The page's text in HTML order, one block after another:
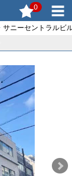
0
サニーセントラルビ